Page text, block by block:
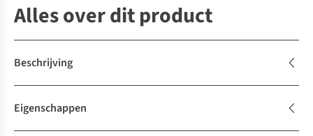
Alles over dit product
Beschrijving
Eigenschappen